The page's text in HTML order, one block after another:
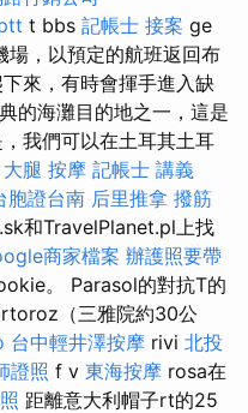
t bbs 記帳士 接案 ge
，以預定的航班返回布
來，有時會揮手進入缺
的海灘目的地之一，這是
我們可以在土耳其土耳
大腿 按摩 記帳士 講義
胞證台南 后里推拿 撥筋
和TravelPlanet.pl上找
商家檔案 辦護照要帶
。 Parasol的對抗T的
（三雅院約30公
台中輕井澤按摩 rivi 北投
證照 f v 東海按摩 rosa在
距離意大利帽子rt的25